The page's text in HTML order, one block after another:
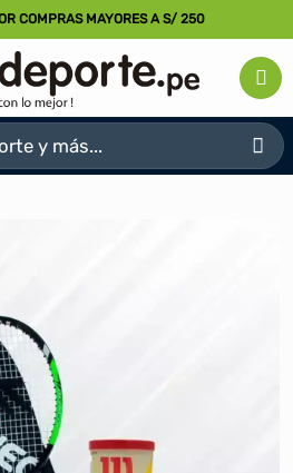
COMPRAS MAYORES A S/ 250